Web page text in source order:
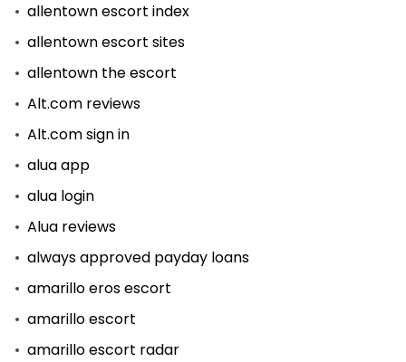
allentown escort index
allentown escort sites
allentown the escort
Alt.com reviews
Alt.com sign in
alua app
alua login
Alua reviews
always approved payday loans
amarillo eros escort
amarillo escort
amarillo escort radar